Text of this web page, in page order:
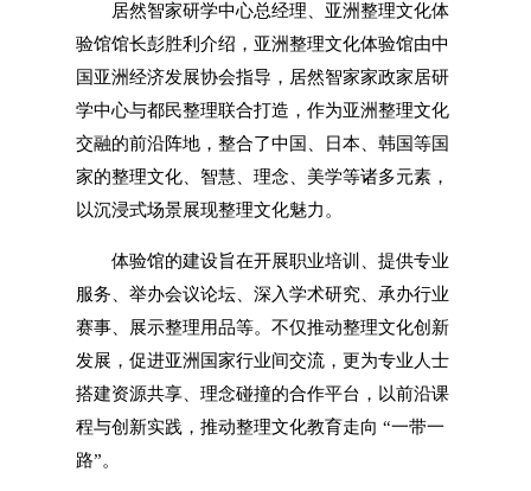
居然智家研学中心总经理、亚洲整理文化体
验馆馆长彭胜利介绍，亚洲整理文化体验馆由中
国亚洲经济发展协会指导，居然智家家政家居研
学中心与都民整理联合打造，作为亚洲整理文化
交融的前沿阵地，整合了中国、日本、韩国等国
家的整理文化、智慧、理念、美学等诸多元素，
以沉浸式场景展现整理文化魅力。
体验馆的建设旨在开展职业培训、提供专业
服务、举办会议论坛、深入学术研究、承办行业
赛事、展示整理用品等。不仅推动整理文化创新
发展，促进亚洲国家行业间交流，更为专业人士
搭建资源共享、理念碰撞的合作平台，以前沿课
程与创新实践，推动整理文化教育走向 “一带一
路”。